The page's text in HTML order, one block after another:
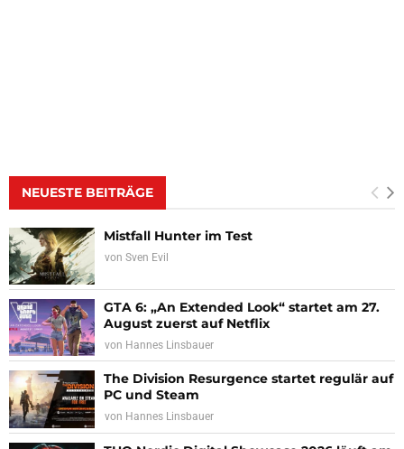
NEUESTE BEITRÄGE
Mistfall Hunter im Test
von Sven Evil
GTA 6: „An Extended Look“ startet am 27.
August zuerst auf Netflix
von Hannes Linsbauer
The Division Resurgence startet regulär auf
PC und Steam
von Hannes Linsbauer